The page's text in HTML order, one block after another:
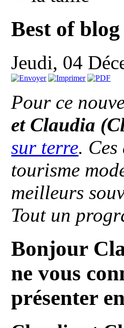
Best of
Jeudi, 04
Pour ce
et Claudia
sur terre.
tourisme
meilleurs
Tout un
Bonjour
ne vous
présenter